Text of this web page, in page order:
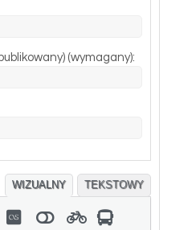
(wymagany):
WIZUALNY TEKSTOWY